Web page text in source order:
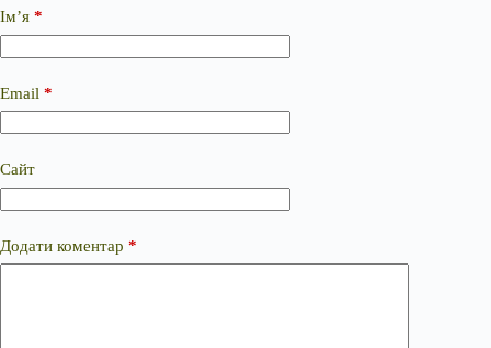
Ім’я *
Email *
Сайт
Додати коментар *